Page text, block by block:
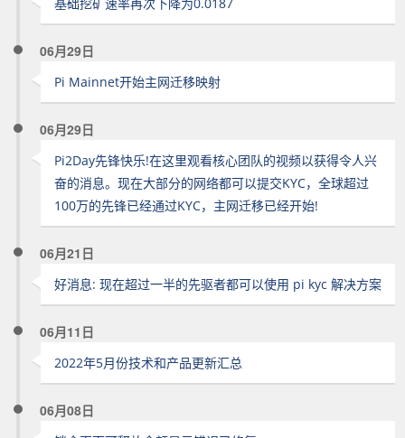
基础挖矿速率再次下降为0.0187
06月29日
Pi Mainnet开始主网迁移映射
06月29日
Pi2Day先锋快乐!在这里观看核心团队的视频以获得令人兴
奋的消息。现在大部分的网络都可以提交KYC，全球超过
100万的先锋已经通过KYC，主网迁移已经开始!
06月21日
好消息: 现在超过一半的先驱者都可以使用 pi kyc 解决方案
06月11日
2022年5月份技术和产品更新汇总
06月08日